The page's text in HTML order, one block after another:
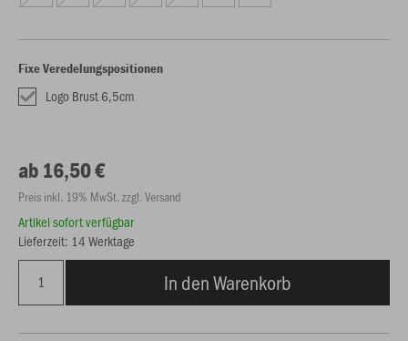
Fixe Veredelungspositionen
Logo Brust 6,5cm
ab 16,50 €
Preis inkl. 19% MwSt. zzgl. Versand
Artikel sofort verfügbar
Lieferzeit: 14 Werktage
In den Warenkorb